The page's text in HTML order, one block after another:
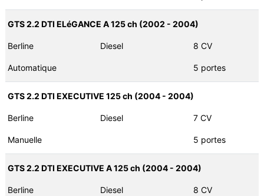
GTS 2.2 DTI ELéGANCE A 125 ch (2002 - 2004)
Berline Diesel 8 CV
Automatique 5 portes
GTS 2.2 DTI EXECUTIVE 125 ch (2004 - 2004)
Berline Diesel 7 CV
Manuelle 5 portes
GTS 2.2 DTI EXECUTIVE A 125 ch (2004 - 2004)
Berline Diesel 8 CV